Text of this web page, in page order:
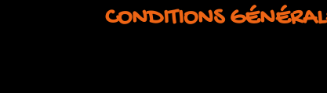
CONDITIONS